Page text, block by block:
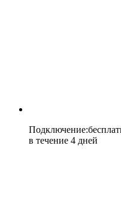
Подключение:
в течение 4 дней